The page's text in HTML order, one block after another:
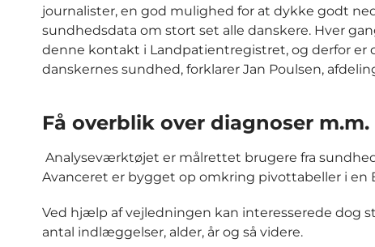
journalister, en god mulighed for at dykke godt
sundhedsdata om stort set alle danskere. Hver
denne kontakt i Landpatientregistret, og derfor er
danskernes sundhed, forklarer Jan Poulsen,
Få overblik over diagnoser m.m.
Analyseværktøjet er målrettet brugere fra
Avanceret er bygget op omkring pivottabeller i
Ved hjælp af vejledningen kan interesserede dog
antal indlæggelser, alder, år og så videre.